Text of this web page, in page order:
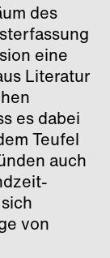
des
eine
Literatur
es dabei
Teufel
auch
von